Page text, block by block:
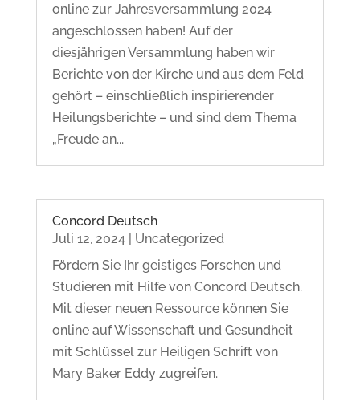
online zur Jahresversammlung 2024
angeschlossen haben! Auf der
diesjährigen Versammlung haben wir
Berichte von der Kirche und aus dem Feld
gehört – einschließlich inspirierender
Heilungsberichte – und sind dem Thema
„Freude an...
Concord Deutsch
Juli 12, 2024| Uncategorized
Fördern Sie Ihr geistiges Forschen und
Studieren mit Hilfe von Concord Deutsch.
Mit dieser neuen Ressource können Sie
online auf Wissenschaft und Gesundheit
mit Schlüssel zur Heiligen Schrift von
Mary Baker Eddy zugreifen.